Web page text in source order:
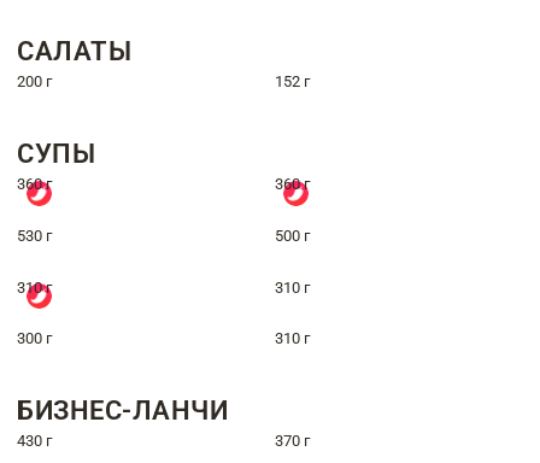
САЛАТЫ
200 г 152 г
СУПЫ
360 г 360 г
530 г 500 г
310 г 310 г
300 г 310 г
БИЗНЕС-ЛАНЧИ
430 г 370 г